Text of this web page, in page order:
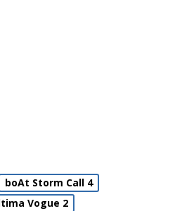
boAt Storm Call 4
Vogue 2